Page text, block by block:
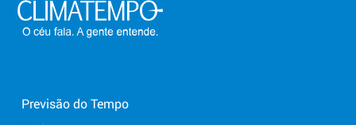
Previsão do Tempo